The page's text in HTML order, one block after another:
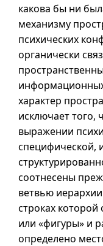
какова бы ни
механизму
психических
органически
характер
исключает того,
выражении
специфической,
соотнесены
ветвью
строках
или «фигуры» и
определено